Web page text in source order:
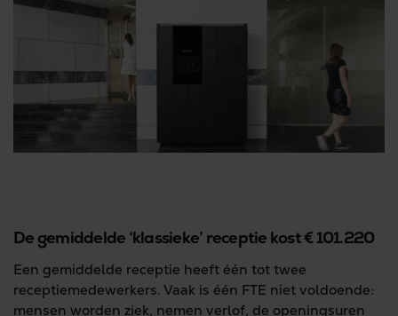
De gemiddelde ‘klassieke’ receptie kost € 101.220
Een gemiddelde receptie heeft één tot twee
receptiemedewerkers. Vaak is één FTE niet voldoende:
mensen worden ziek, nemen verlof, de openingsuren